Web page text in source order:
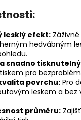
lesklý efekt:
hedvábným
snadno
pro
povrchu: Pro
leskem a bez
průměru: